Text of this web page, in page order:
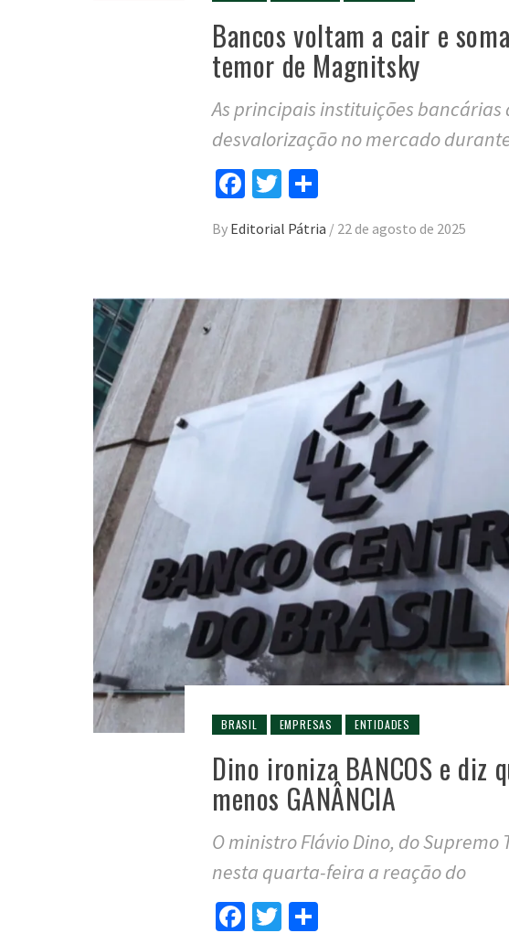
Bancos voltam a cair e
temor de Magnitsky
As principais instituições
desvalorização no mercado
Facebook
Twitter
By Editorial Pátria / 22 de agosto de 2025
BRASIL EMPRESAS ENTIDADES
Dino ironiza BANCOS e diz
menos GANÂNCIA
O ministro Flávio Dino, do Supremo
nesta quarta-feira a reação do
Facebook
Twitter